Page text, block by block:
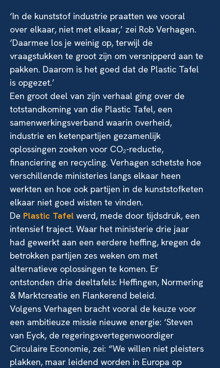
‘In de kunststof industrie praatten we vooral
over elkaar, niet met elkaar,’ zei Rob Verhagen.
‘Daarmee los je weinig op, terwijl de
vraagstukken te groot zijn om versnipperd aan te
pakken. Daarom is het goed dat de Plastic Tafel
is opgezet.’
Een groot deel van zijn verhaal ging over de
totstandkoming van die Plastic Tafel, een
samenwerkingsverband waarin overheid,
industrie en ketenpartijen gezamenlijk
oplossingen zoeken voor CO₂-reductie,
financiering en recycling. Verhagen schetste hoe
verschillende ministeries langs elkaar heen
werkten en hoe ook partijen in de kunststofketen
elkaar niet goed wisten te vinden.
De Plastic Tafel werd, mede door tijdsdruk, een
intensief traject. Waar het ministerie drie jaar
had gewerkt aan een eerdere heffing, kregen de
betrokken partijen zes weken om met
alternatieve oplossingen te komen. Er
ontstonden drie deeltafels: Heffingen, Normering
& Marktcreatie en Flankerend beleid.
Volgens Verhagen bracht vooral de keuze voor
een ambitieuze missie nieuwe energie: ‘Steven
van Eyck, de regeringsvertegenwoordiger
Circulaire Economie, zei: “We willen niet pleisters
plakken, maar leidend worden in Europa op